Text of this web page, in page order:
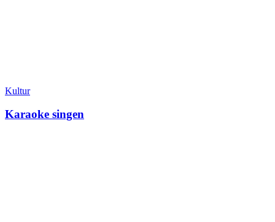
Kultur
Karaoke singen